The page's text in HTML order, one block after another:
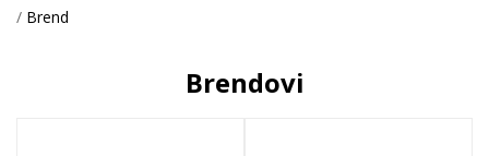
Brend
Brendovi